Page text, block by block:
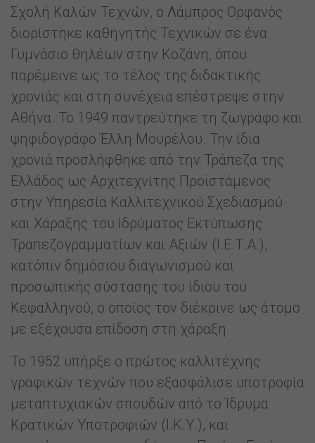
Σχολή Καλών Τεχνών, ο Λάμπρος Ορφανός
διορίστηκε καθηγητής Τεχνικών σε ένα
Γυμνάσιο θηλέων στην Κοζάνη, όπου
παρέμεινε ως το τέλος της διδακτικής
χρονιάς και στη συνέχεια επέστρεψε στην
Αθήνα. Το 1949 παντρεύτηκε τη ζωγράφο και
ψηφιδογράφο Έλλη Μουρέλου. Την ίδια
χρονιά προσλήφθηκε από την Τράπεζα της
Ελλάδος ως Αρχιτεχνίτης Προϊστάμενος
στην Υπηρεσία Καλλιτεχνικού Σχεδιασμού
και Χάραξης του Ιδρύματος Εκτύπωσης
Τραπεζογραμματίων και Αξιών (Ι.Ε.Τ.Α.),
κατόπιν δημόσιου διαγωνισμού και
προσωπικής σύστασης του ίδιου του
Κεφαλληνού, ο οποίος τον διέκρινε ως άτομο
με εξέχουσα επίδοση στη χάραξη.
To 1952 υπήρξε ο πρώτος καλλιτέχνης
γραφικών τεχνών που εξασφάλισε υποτροφία
μεταπτυχιακών σπουδών από το Ίδρυμα
Κρατικών Υποτροφιών (Ι.Κ.Υ.), και